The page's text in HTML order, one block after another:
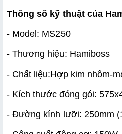
Thông số kỹ thuật của
- Model: MS250
- Thương hiệu: Hamiboss
- Chất liệu:Hợp kim nhôm-
- Kích thước đóng gói:
- Đường kính lưỡi: 250mm